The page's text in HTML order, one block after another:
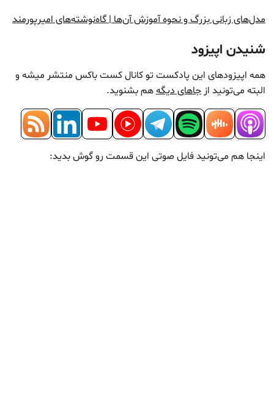
مدل‌های زبانی بزرگ و نحوه آموزش آن‌ها | گاه‌نوشته‌های امیرپورمند
شنیدن اپیزود
همه اپیزودهای این پادکست تو کانال کست باکس منتشر میشه و
البته می‌تونید از جاهای دیگههم بشنوید.
اینجا هم می‌تونید فایل صوتی این قسمت رو گوش بدید: